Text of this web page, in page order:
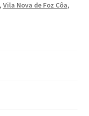
Flowers
Vila Nova de Foz Côa,